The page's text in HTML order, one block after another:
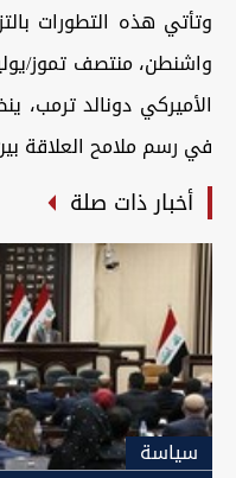
وتأتي هذه التطورات
واشنطن، منتصف تموز/
الأميركي دونالد ترمب،
في رسم ملامح العلاقة
أخبار ذات صلة
سیاسة